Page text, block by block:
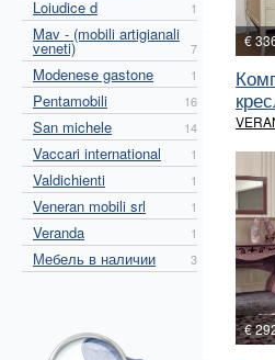
Loiudice d 1
Mav - (mobili artigianali
veneti) 7
Modenese gastone 1
Pentamobili 16
San michele 14
Vaccari international 1
Valdichienti 1
Veneran mobili srl 1
Veranda 1
Мебель в наличии 3
€
€